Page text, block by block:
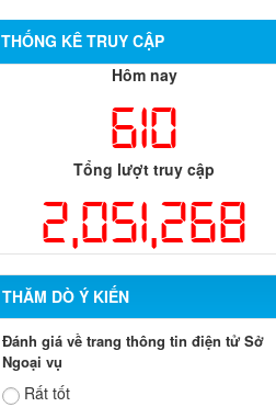
THỐNG KÊ TRUY CẬP
Hôm nay
610
Tổng lượt truy cập
2,051,268
THĂM DÒ Ý KIẾN
Đánh giá về trang thông tin điện tử Sở
Ngoại vụ
Rất tốt